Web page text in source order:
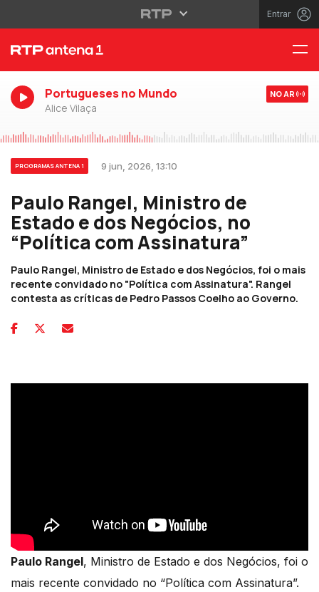
Entrar
Portugueses no Mundo
Alice Vilaça
NO AR
PROGRAMAS ANTENA 1 9 jun, 2026, 13:10
Paulo Rangel, Ministro de
Estado e dos Negócios, no
“Política com Assinatura”
Paulo Rangel, Ministro de Estado e dos Negócios, foi o mais
recente convidado no "Política com Assinatura". Rangel
contesta as críticas de Pedro Passos Coelho ao Governo.
Paulo Rangel, Ministro de Estado e dos Negócios, foi o
mais recente convidado no “Política com Assinatura”.